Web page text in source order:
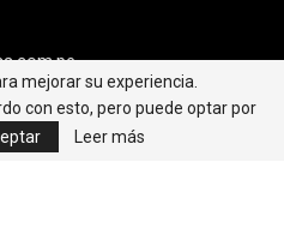
mejorar su experiencia.
con esto, pero puede optar por
Leer más